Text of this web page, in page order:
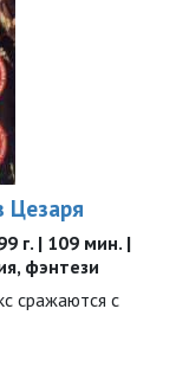
Цезаря
г. | 109 мин. |
фэнтези
сражаются с